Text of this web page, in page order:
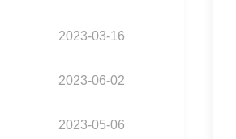
2023-03-16
2023-06-02
2023-05-06